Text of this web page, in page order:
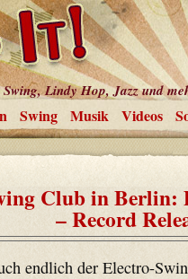
Swing, Lindy Hop, Jazz und
Swing Musik Videos
Club in Berlin:
– Record
endlich der Electro-